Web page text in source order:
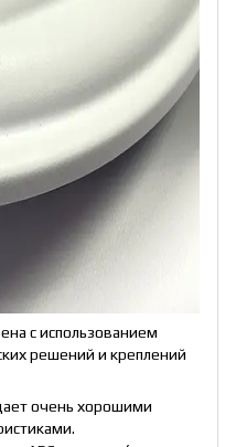
с использованием
решений и креплений
очень хорошими